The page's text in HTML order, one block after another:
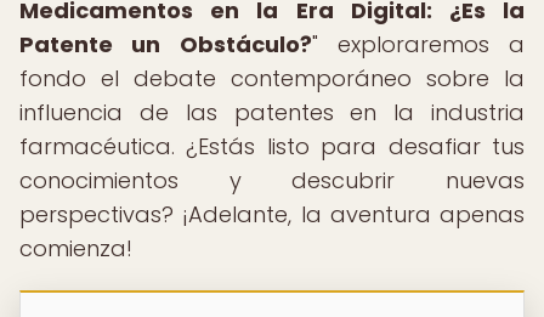
Medicamentos en la Era Digital: ¿Es la
Patente un Obstáculo?" exploraremos a
fondo el debate contemporáneo sobre la
influencia de las patentes en la industria
farmacéutica. ¿Estás listo para desafiar tus
conocimientos y descubrir nuevas
perspectivas? ¡Adelante, la aventura apenas
comienza!